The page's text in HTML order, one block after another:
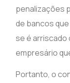
penalizações
de bancos
se é arriscado
empresário
Portanto, o